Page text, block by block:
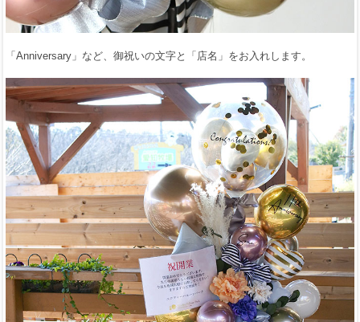
「Anniversary」など、御祝いの文字と「店名」をお入れします。